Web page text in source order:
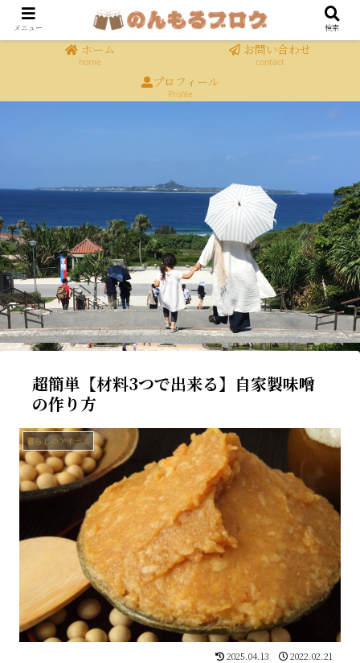
ホーム
home
お問い合わせ
contact
プロフィール
Profile
超簡単【材料3つで出来る】自家製味噌
の作り方
暮らしのアイテム
2025.04.13 2022.02.21
メニュー 検索